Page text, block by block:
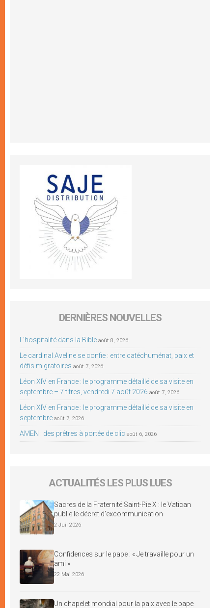
DERNIÈRES NOUVELLES
L’hospitalité dans la Bible août 8, 2026
Le cardinal Aveline se confie : entre catéchuménat, paix et
défis migratoires août 7, 2026
Léon XIV en France : le programme détaillé de sa visite en
septembre – 7 titres, vendredi 7 août 2026 août 7, 2026
Léon XIV en France : le programme détaillé de sa visite en
septembre août 7, 2026
AMEN : des prêtres à portée de clic août 6, 2026
ACTUALITÉS LES PLUS LUES
Sacres de la Fraternité Saint-Pie X : le Vatican
publie le décret d’excommunication
2 Juil 2026
Confidences sur le pape : « Je travaille pour un
ami »
22 Mai 2026
Un chapelet mondial pour la paix avec le pape